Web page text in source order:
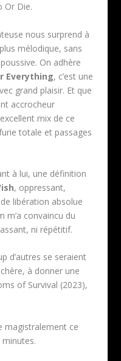
Or Die.
nous surprend à
mélodique, sans
On adhère
Everything, c’est une
grand plaisir. Et que
accrocheur
mix de ce
totale et passages
à lui, une définition
, oppressant,
libération absolue
m’a convaincu du
ni répétitif.
d’autres se seraient
à donner une
of Survival (2023),
ce